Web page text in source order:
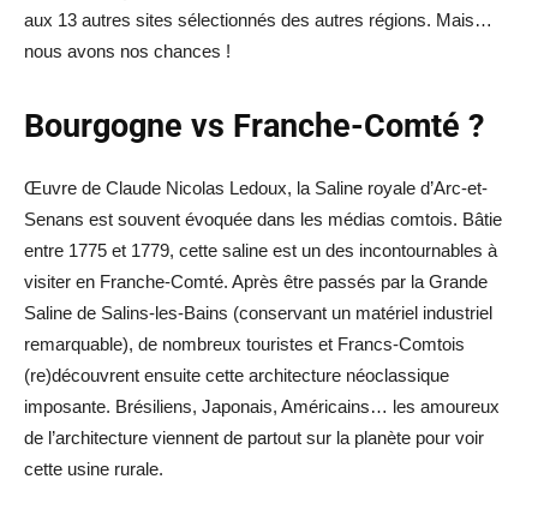
aux 13 autres sites sélectionnés des autres régions. Mais…
nous avons nos chances !
Bourgogne vs Franche-Comté ?
Œuvre de Claude Nicolas Ledoux, la Saline royale d’Arc-et-
Senans est souvent évoquée dans les médias comtois. Bâtie
entre 1775 et 1779, cette saline est un des incontournables à
visiter en Franche-Comté. Après être passés par la Grande
Saline de Salins-les-Bains (conservant un matériel industriel
remarquable), de nombreux touristes et Francs-Comtois
(re)découvrent ensuite cette architecture néoclassique
imposante. Brésiliens, Japonais, Américains… les amoureux
de l’architecture viennent de partout sur la planète pour voir
cette usine rurale.